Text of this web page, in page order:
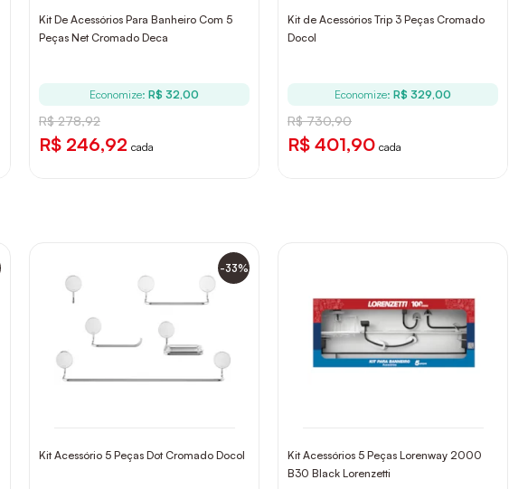
Kit De Acessórios Para Banheiro Com 5
Peças Net Cromado Deca
Economize: R$ 32,00
R$ 278,92
R$ 246,92 cada
Kit de Acessórios Trip 3 Peças Cromado
Docol
Economize: R$ 329,00
R$ 730,90
R$ 401,90 cada
-33%
Kit Acessório 5 Peças Dot Cromado Docol
Kit Acessórios 5 Peças Lorenway 2000
B30 Black Lorenzetti